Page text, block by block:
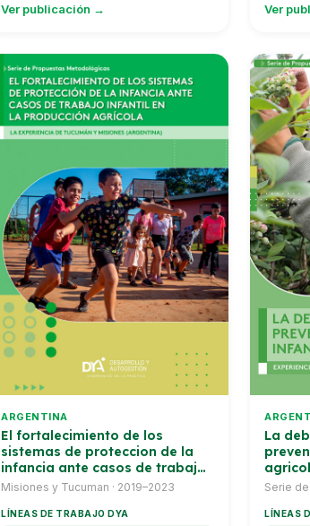
Ver publicación → Ver
ARGENTINA
El fortalecimiento de los
sistemas de proteccion de la
infancia ante casos de trabajo
infantil en la produccion
Metodologicas
Misiones y Tucuman · 2019–2023
LÍNEAS DE TRABAJO DYA
La
Serie
LÍNEAS